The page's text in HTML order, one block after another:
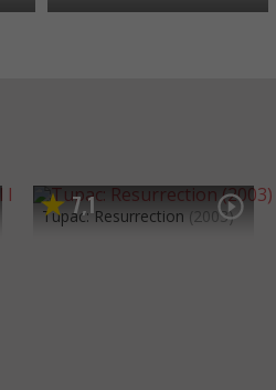
7,1
Tupac: Resurrection (2003)